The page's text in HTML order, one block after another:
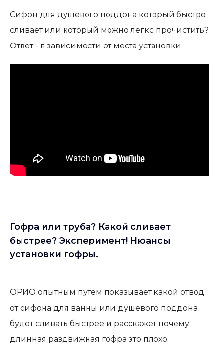
Сифон для душевого поддона который быстро
сливает или который можно легко прочистить?
Ответ - в зависимости от места установки
Гофра или труба? Какой сливает
быстрее? Эксперимент! Нюансы
установки гофры.
ОРИО опытным путём показывает какой отвод
от сифона для ванны или душевого поддона
будет сливать быстрее и расскажет почему
длинная раздвижная гофра это плохо.